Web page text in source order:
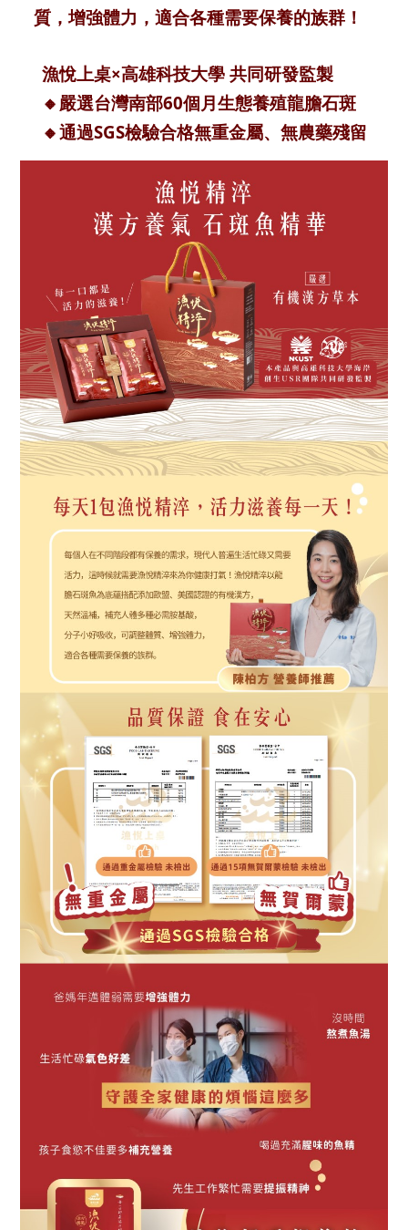
質，增強體力，適合各種需要保養的族群！
漁悅上桌×高雄科技大學 共同研發監製
🔸嚴選台灣南部60個月生態養殖龍膽石斑
🔸通過SGS檢驗合格無重金屬、無農藥殘留